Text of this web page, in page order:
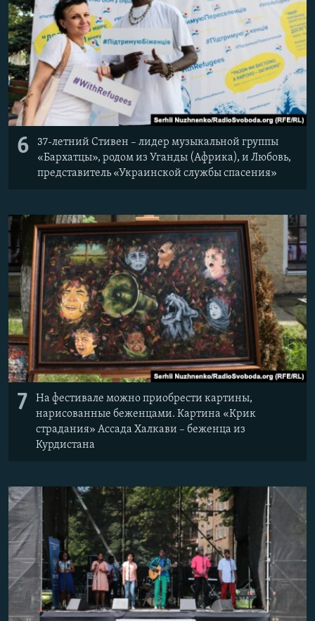
6
37-летний Стивен – лидер музыкальной группы
«Бархатцы», родом из Уганды (Африка), и Любовь,
представитель «Украинской службы спасения»
7
На фестивале можно приобрести картины,
нарисованные беженцами. Картина «Крик
страдания» Ассада Халкави – беженца из
Курдистана